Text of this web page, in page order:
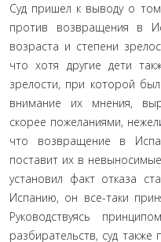
Суд пришел к выводу о
против возвращения в
возраста и степени
что хотя другие дети
зрелости, при которой
внимание их мнения,
скорее пожелани­ями,
что возвраще­ние в
поставит их в
установил факт отказа
Испанию, он все-таки
Руководствуясь
разбирательств, суд